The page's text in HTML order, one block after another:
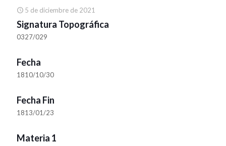
5 de diciembre de 2021
Signatura Topográfica
0327/029
Fecha
1810/10/30
Fecha Fin
1813/01/23
Materia 1